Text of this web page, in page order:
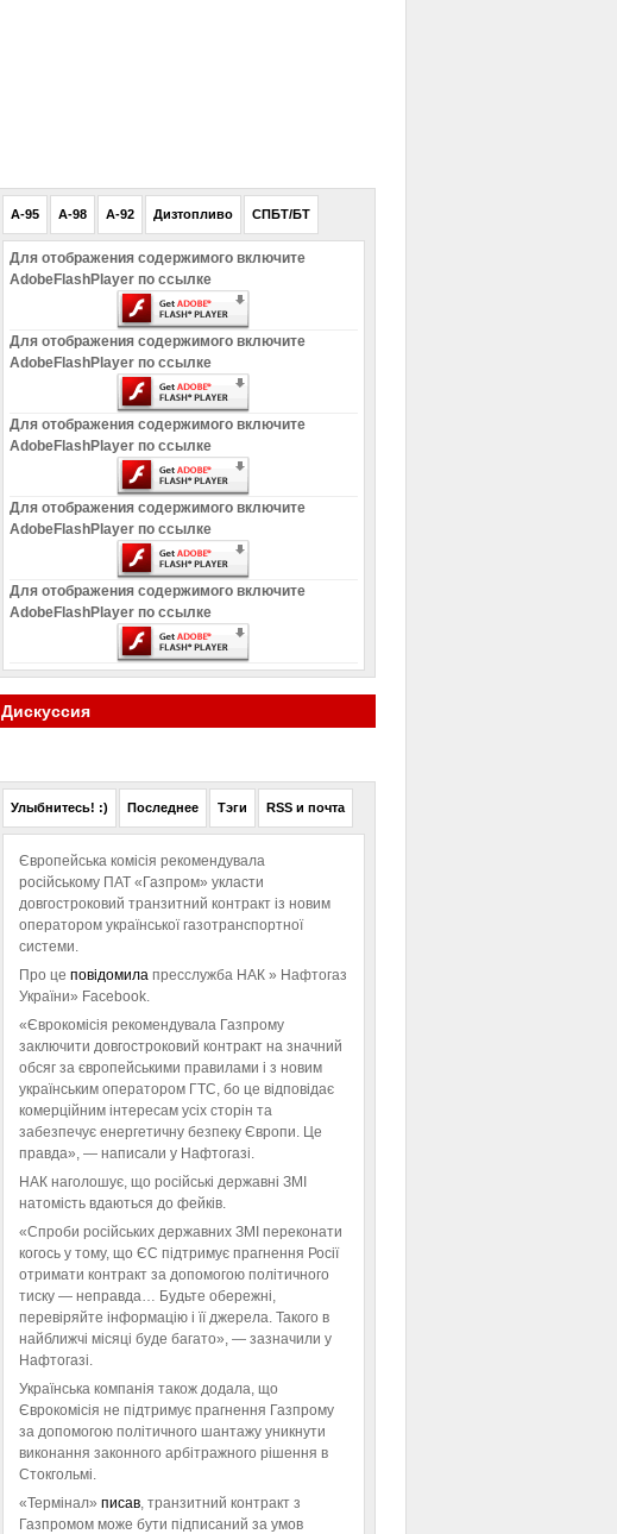
A-95 A-98 A-92 Дизтопливо СПБТ/БТ
Для отображения содержимого включите
AdobeFlashPlayer по ссылке
Для отображения содержимого включите
AdobeFlashPlayer по ссылке
Для отображения содержимого включите
AdobeFlashPlayer по ссылке
Для отображения содержимого включите
AdobeFlashPlayer по ссылке
Для отображения содержимого включите
AdobeFlashPlayer по ссылке
Дискуссия
Улыбнитесь! :) Последнее Тэги RSS и почта
Європейська комісія рекомендувала
російському ПАТ «Газпром» укласти
довгостроковий транзитний контракт із новим
оператором української газотранспортної
системи.
Про це повідомила пресслужба НАК » Нафтогаз
України» Facebook.
«Єврокомісія рекомендувала Газпрому
заключити довгостроковий контракт на значний
обсяг за європейськими правилами і з новим
українським оператором ГТС, бо це відповідає
комерційним інтересам усіх сторін та
забезпечує енергетичну безпеку Європи. Це
правда», — написали у Нафтогазі.
НАК наголошує, що російські державні ЗМІ
натомість вдаються до фейків.
«Спроби російських державних ЗМІ переконати
когось у тому, що ЄС підтримує прагнення Росії
отримати контракт за допомогою політичного
тиску — неправда… Будьте обережні,
перевіряйте інформацію і її джерела. Такого в
найближчі місяці буде багато», — зазначили у
Нафтогазі.
Українська компанія також додала, що
Єврокомісія не підтримує прагнення Газпрому
за допомогою політичного шантажу уникнути
виконання законного арбітражного рішення в
Стокгольмі.
«Термінал» писав, транзитний контракт з
Газпромом може бути підписаний за умов